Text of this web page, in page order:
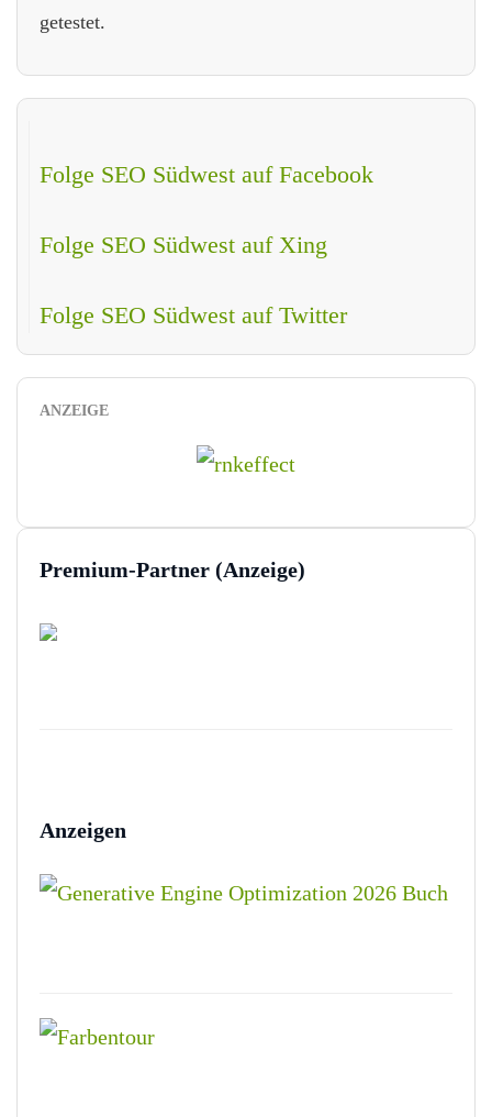
getestet.
Folge SEO Südwest auf Facebook
Folge SEO Südwest auf Xing
Folge SEO Südwest auf Twitter
ANZEIGE
Premium-Partner (Anzeige)
Anzeigen